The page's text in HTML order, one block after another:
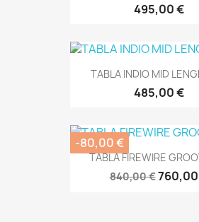
495,00 €
TABLA INDIO MID
485,00 €
TABLA FIREWIRE
840,00 €
-80,00 €